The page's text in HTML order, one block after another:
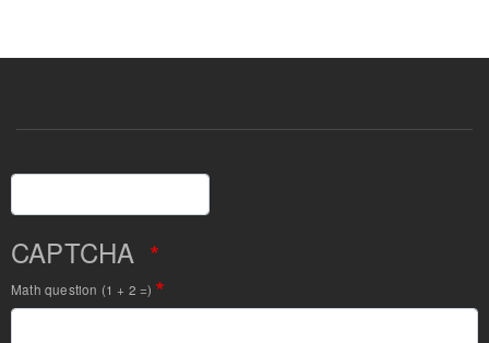
Buscar
CAPTCHA
Math question (1 + 2 =)